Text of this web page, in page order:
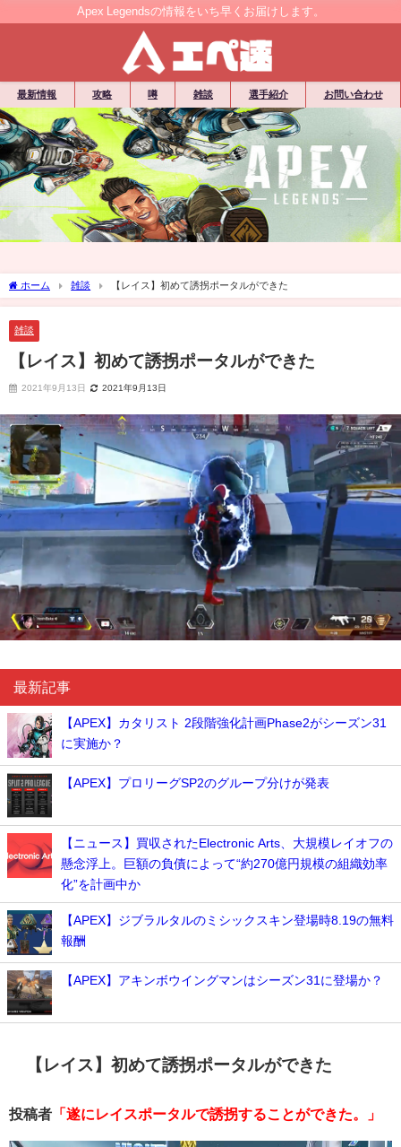
Apex Legendsの情報をいち早くお届けします。
最新情報 攻略 噂 雑談 選手紹介 お問い合わせ
ホーム 雑談 【レイス】初めて誘拐ポータルができた
雑談
【レイス】初めて誘拐ポータルができた
2021年9月13日 2021年9月13日
最新記事
【APEX】カタリスト 2段階強化計画Phase2がシーズン31
に実施か？
【APEX】プロリーグSP2のグループ分けが発表
【ニュース】買収されたElectronic Arts、大規模レイオフの
懸念浮上。巨額の負債によって“約270億円規模の組織効率
化”を計画中か
【APEX】ジブラルタルのミシックスキン登場時8.19の無料
報酬
【APEX】アキンボウイングマンはシーズン31に登場か？
【レイス】初めて誘拐ポータルができた
投稿者 「遂にレイスポータルで誘拐することができた。」